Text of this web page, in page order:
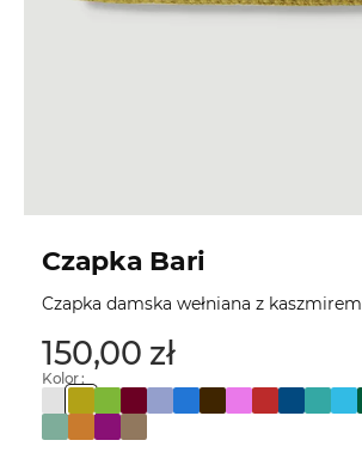
Czapka Bari
Czapka damska wełniana z kaszmirem
150,00 zł
Kolor :